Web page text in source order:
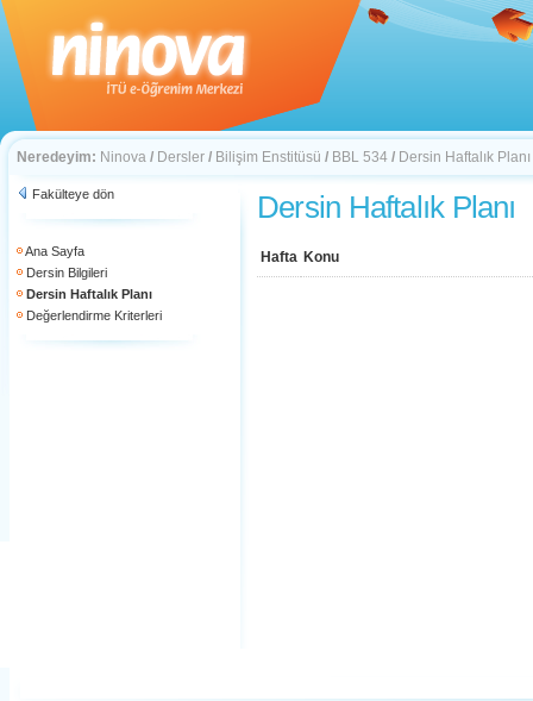
Neredeyim: Ninova / Dersler / Bilişim Enstitüsü / BBL 534 / Dersin Haftalık Planı
Fakülteye dön
Ana Sayfa
Dersin Bilgileri
Dersin Haftalık Planı
Değerlendirme Kriterleri
Dersin Haftalık Planı
Hafta Konu